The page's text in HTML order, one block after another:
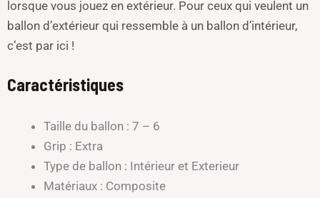
lorsque vous jouez en extérieur. Pour ceux qui veulent un
ballon d’extérieur qui ressemble à un ballon d’intérieur,
c’est par ici !
Caractéristiques
Taille du ballon : 7 – 6
Grip : Extra
Type de ballon : Intérieur et Exterieur
Matériaux : Composite